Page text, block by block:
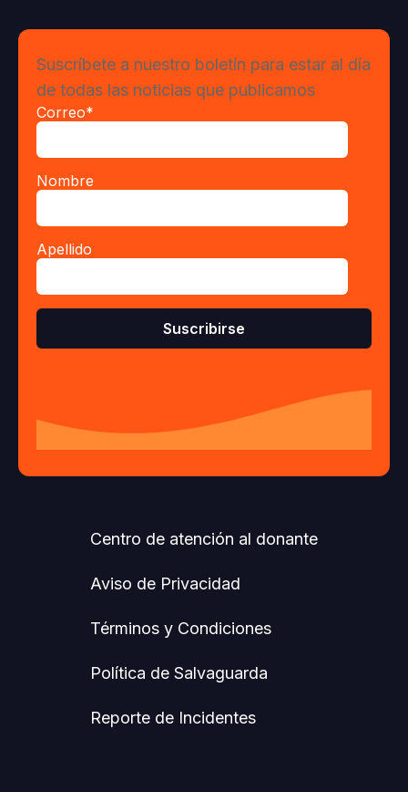
Centro de atención al donante
Aviso de Privacidad
Términos y Condiciones
Política de Salvaguarda
Reporte de Incidentes
Suscríbete a nuestro boletín para estar al día
de todas las noticias que publicamos
Correo*
Nombre
Apellido